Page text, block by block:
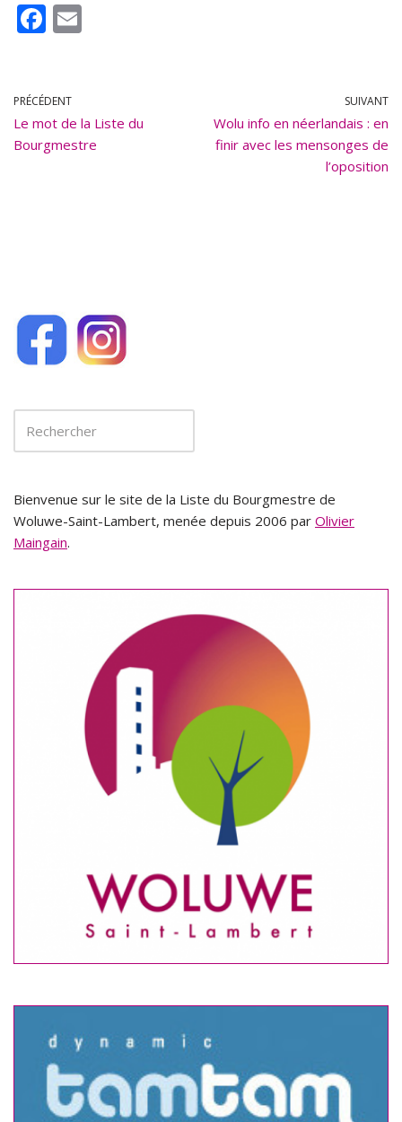
F
b
o
o
PRÉCÉDENT
Le mot de la Liste du
Bourgmestre
SUIVANT
Wolu info en néerlandais : en
finir avec les mensonges de
l’oposition
Bienvenue sur le site de la Liste du Bourgmestre de
Woluwe-Saint-Lambert, menée depuis 2006 par Olivier
Maingain.